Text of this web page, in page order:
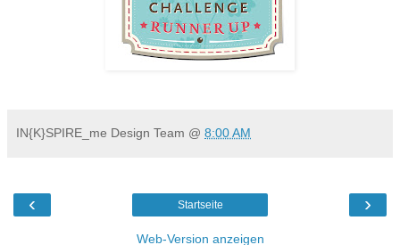
IN{K}SPIRE_me Design Team @ 8:00 AM
‹ ›
Startseite
Web-Version anzeigen